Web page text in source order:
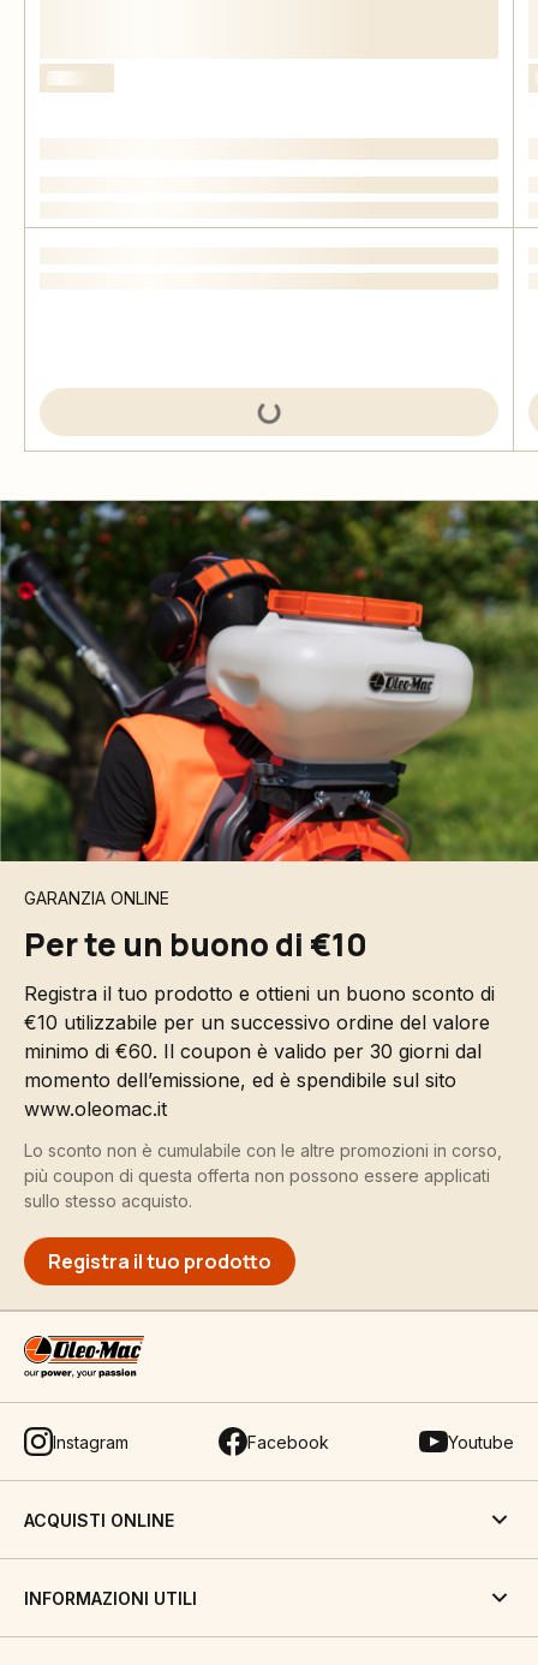
GARANZIA ONLINE
Per te un buono di €10
Registra il tuo prodotto e ottieni un buono sconto di
€10 utilizzabile per un successivo ordine del valore
minimo di €60. Il coupon è valido per 30 giorni dal
momento dell’emissione, ed è spendibile sul sito
www.oleomac.it
Lo sconto non è cumulabile con le altre promozioni in corso,
più coupon di questa offerta non possono essere applicati
sullo stesso acquisto.
Registra il tuo prodotto
Instagram Facebook Youtube
ACQUISTI ONLINE
INFORMAZIONI UTILI